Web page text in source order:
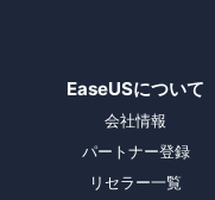
EaseUSについて
会社情報
パートナー登録
リセラー一覧